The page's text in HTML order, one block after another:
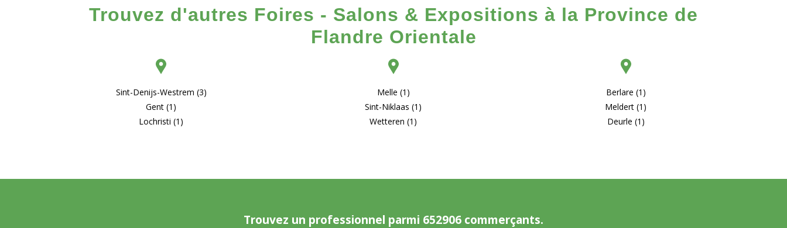
Trouvez d'autres Foires - Salons & Expositions à la Province de
Flandre Orientale
Sint-Denijs-Westrem (3)
Gent (1)
Lochristi (1)
Melle (1)
Sint-Niklaas (1)
Wetteren (1)
Berlare (1)
Meldert (1)
Deurle (1)
Trouvez un professionnel parmi 652906 commerçants.